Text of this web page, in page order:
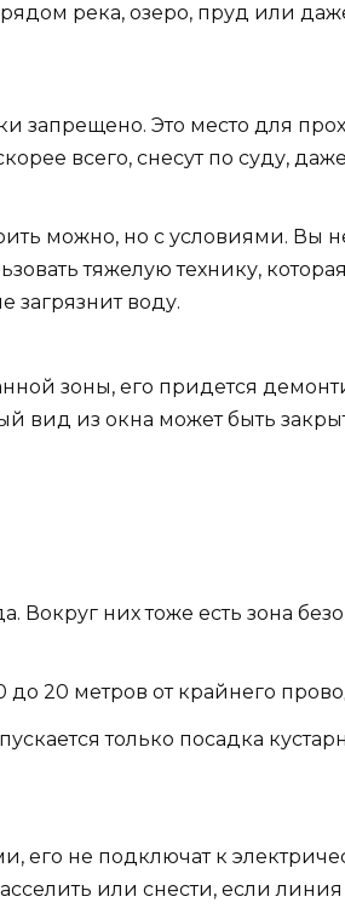
река, озеро, пруд или
запрещено. Это место для
всего, снесут по суду,
можно, но с условиями. Вы
тяжелую технику,
загрязнит воду.
зоны, его придется
вид из окна может быть
них тоже есть зона
до 20 метров от крайнего
только посадка
его не подключат к
или снести, если